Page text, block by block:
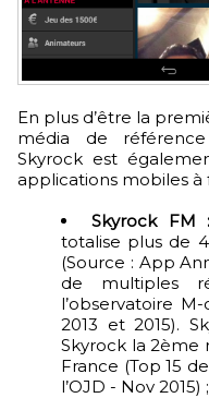
En plus d’être la première radio urbaine mondiale et le
média de
Skyrock est
applications mobiles à
Skyrock FM :
totalise plus de
(Source : App
de multiples
l’observatoire
2013 et 2015).
Skyrock la 2ème
France (Top 15
l’OJD - Nov 2015) ;